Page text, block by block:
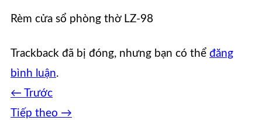
Rèm cửa sổ phòng thờ LZ-98
Trackback đã bị đóng, nhưng bạn có thể đăng
bình luận.
← Trước
Tiếp theo →